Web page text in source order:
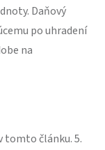
Daňový
po uhradení
na
tomto článku. 5.